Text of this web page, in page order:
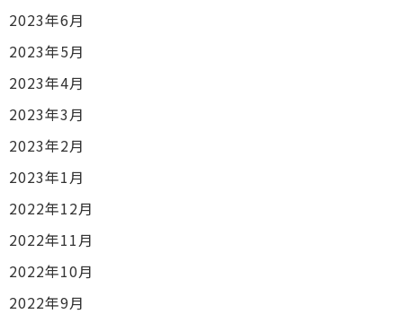
2023年6月
2023年5月
2023年4月
2023年3月
2023年2月
2023年1月
2022年12月
2022年11月
2022年10月
2022年9月